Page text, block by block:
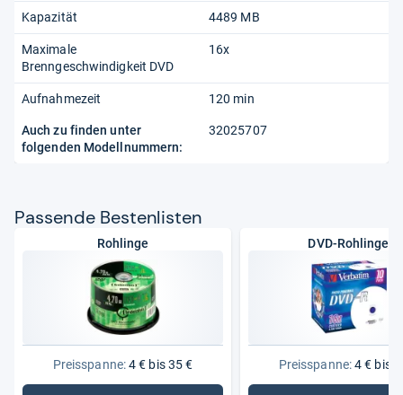
Kapazität 4489 MB
Maximale
Brenngeschwindigkeit DVD
16x
Aufnahmezeit 120 min
Auch zu finden unter
folgenden Modellnummern:
32025707
Pas­sende Bes­ten­lis­ten
Rohlinge
Preisspanne:4 € bis 35 €
DVD-Rohlinge
Preisspanne:4 € bis